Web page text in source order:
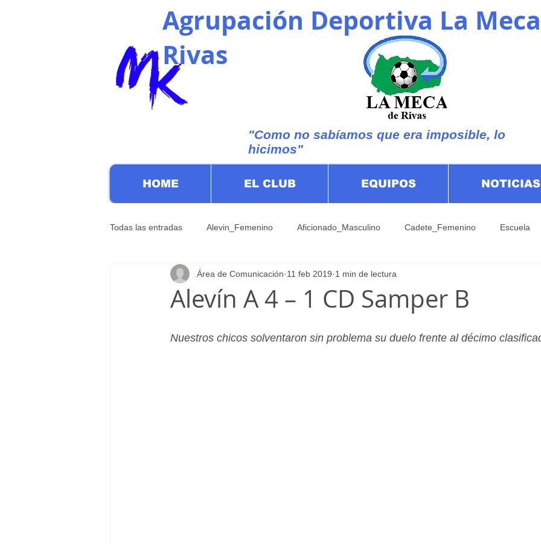
Agrupación Deportiva La
Rivas
"Como no sabíamos que era imposible, lo
hicimos"
HOME EL CLUB EQUIPOS NOTICIAS
Todas las entradas Alevin_Femenino Aficionado_Masculino Cadete_Femenino Escuela
Infantil_Femenino Patrocinadores Juvenil_Femenino
Alevín A 4 – 1 CD Samper B
Área de Comunicación 11 feb 2019 1 min de lectura
Nuestros chicos solventaron sin problema su duelo frente al décimo